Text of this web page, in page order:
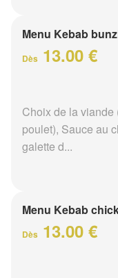
Menu Kebab
Dès 13.00 €
Choix de la viande
poulet), Sauce au
galette d...
Menu Kebab
Dès 13.00 €